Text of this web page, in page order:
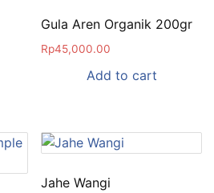
Gula Aren Organik 200gr
Rp45,000.00
Add to cart
Jahe Wangi